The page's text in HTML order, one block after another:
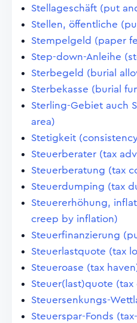
Stellageschäft (put
Stellen, öffentliche
Stempelgeld (paper
Step-down-Anleihe
Sterbegeld (burial
Sterbekasse (burial
Sterling-Gebiet auch
area)
Stetigkeit
Steuerberater (tax
Steuerberatung (tax
Steuerdumping (tax
Steuererhöhung,
creep by inflation)
Steuerfinanzierung
Steuerlastquote (tax
Steueroase (tax
Steuer(last)quote (tax
Steuersenkungs-
Steuerspar-Fonds